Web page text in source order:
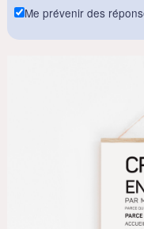
Me prévenir des